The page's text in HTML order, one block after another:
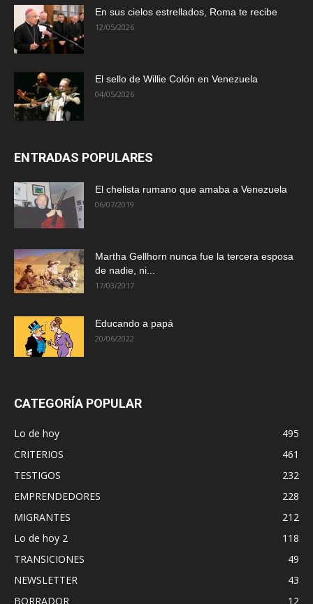
En sus cielos estrellados, Roma te recibe
12/05/2026
El sello de Willie Colón en Venezuela
04/05/2026
ENTRADAS POPULARES
El chelista rumano que amaba a Venezuela
06/07/2019
Martha Gellhorn nunca fue la tercera esposa
de nadie, ni...
17/03/2017
Educando a papá
20/06/2022
CATEGORÍA POPULAR
Lo de hoy
495
CRITERIOS
461
TESTIGOS
232
EMPRENDEDORES
228
MIGRANTES
212
Lo de hoy 2
118
TRANSICIONES
49
NEWSLETTER
43
BORRADOR
12